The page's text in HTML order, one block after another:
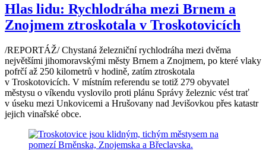
Hlas lidu: Rychlodráha mezi Brnem a
Znojmem ztroskotala v Troskotovicích
/REPORTÁŽ/ Chystaná železniční rychlodráha mezi dvěma
největšími jihomoravskými městy Brnem a Znojmem, po které vlaky
pofrčí až 250 kilometrů v hodině, zatím ztroskotala
v Troskotovicích. V místním referendu se totiž 279 obyvatel
městysu o víkendu vyslovilo proti plánu Správy železnic vést trať
v úseku mezi Unkovicemi a Hrušovany nad Jevišovkou přes katastr
jejich vinařské obce.